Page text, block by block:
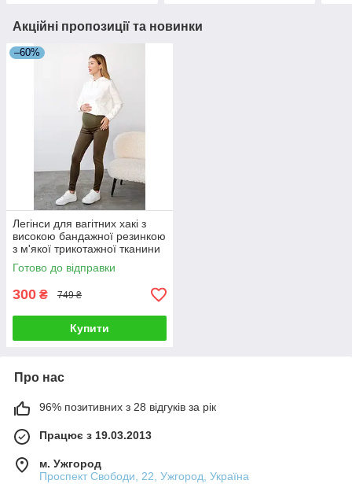
Акційні пропозиції та новинки
–60%
Легінси для вагітних хакі з
високою бандажної резинкою
з м'якої трикотажної тканини
42
Готово до відправки
300 ₴ 749 ₴
Купити
Про нас
96% позитивних з 28 відгуків за рік
Працює з 19.03.2013
м. Ужгород
Проспект Свободи, 22, Ужгород, Україна